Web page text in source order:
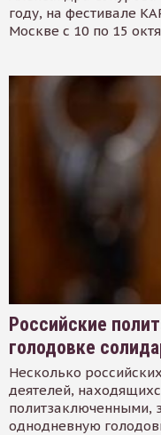
году, на фестивале
Москве с 10 по 15
Российские
голодовке
Несколько
деятелей,
политзаключенными,
однодневную